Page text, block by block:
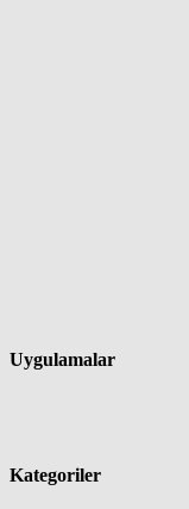
Uygulamalar
Kategoriler